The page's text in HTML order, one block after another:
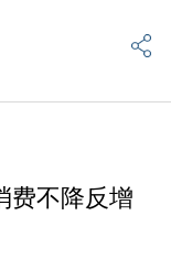
费不降反增